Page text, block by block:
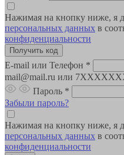
Нажимая на кнопку ниже, я
персональных данных в
конфиденциальности
E-mail или Телефон *
mail@mail.ru или
Пароль *
Забыли пароль?
Нажимая на кнопку ниже, я
персональных данных в
конфиденциальности